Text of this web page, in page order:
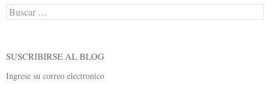
Buscar:
SUSCRIBIRSE AL BLOG
Ingrese su correo electronico